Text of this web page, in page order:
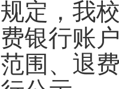
规定， 我
费银行账
范围、退